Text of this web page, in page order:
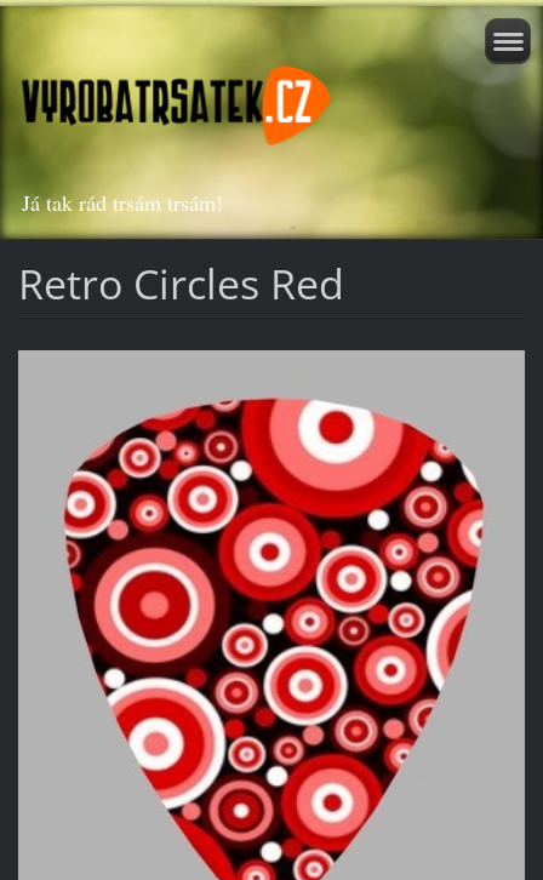
Já tak rád trsám trsám!
Retro Circles Red